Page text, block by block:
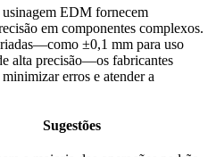
usinagem EDM fornecem
em componentes complexos.
±0,1 mm para uso
alta precisão—os fabricantes
erros e atender a
Sugestões